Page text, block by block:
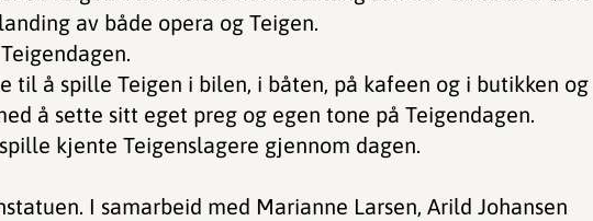
av både opera og Teigen.
til å spille Teigen i bilen, i båten, på kafeen og i butikken og
å sette sitt eget preg og egen tone på Teigendagen.
kjente Teigenslagere gjennom dagen.
I samarbeid med Marianne Larsen, Arild Johansen